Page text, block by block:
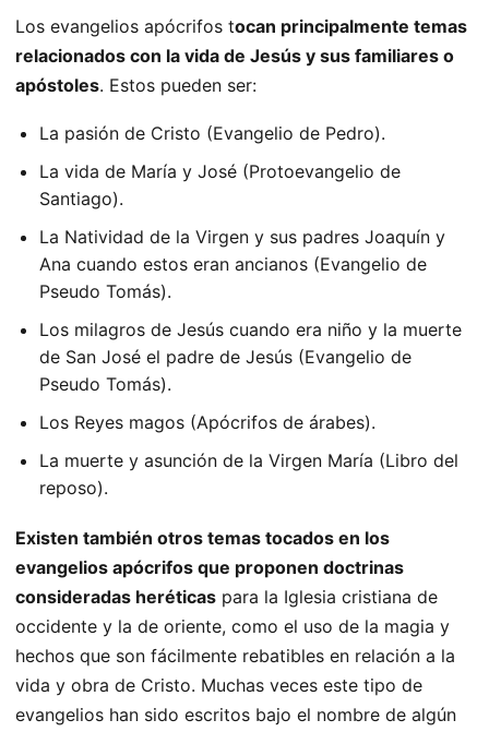
Los evangelios apócrifos tocan principalmente temas
relacionados con la vida de Jesús y sus familiares o
apóstoles. Estos pueden ser:
La pasión de Cristo (Evangelio de Pedro).
La vida de María y José (Protoevangelio de
Santiago).
La Natividad de la Virgen y sus padres Joaquín y
Ana cuando estos eran ancianos (Evangelio de
Pseudo Tomás).
Los milagros de Jesús cuando era niño y la muerte
de San José el padre de Jesús (Evangelio de
Pseudo Tomás).
Los Reyes magos (Apócrifos de árabes).
La muerte y asunción de la Virgen María (Libro del
reposo).
Existen también otros temas tocados en los
evangelios apócrifos que proponen doctrinas
consideradas heréticas para la Iglesia cristiana de
occidente y la de oriente, como el uso de la magia y
hechos que son fácilmente rebatibles en relación a la
vida y obra de Cristo. Muchas veces este tipo de
evangelios han sido escritos bajo el nombre de algún